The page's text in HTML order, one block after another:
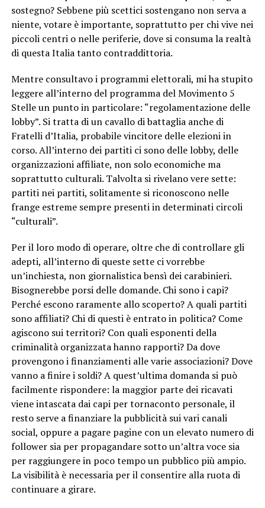
sostegno? Sebbene più scettici sostengano non serva a
niente, votare è importante, soprattutto per chi vive nei
piccoli centri o nelle periferie, dove si consuma la realtà
di questa Italia tanto contraddittoria.
Mentre consultavo i programmi elettorali, mi ha stupito
leggere all’interno del programma del Movimento 5
Stelle un punto in particolare: “regolamentazione delle
lobby”. Si tratta di un cavallo di battaglia anche di
Fratelli d’Italia, probabile vincitore delle elezioni in
corso. All’interno dei partiti ci sono delle lobby, delle
organizzazioni affiliate, non solo economiche ma
soprattutto culturali. Talvolta si rivelano vere sette:
partiti nei partiti, solitamente si riconoscono nelle
frange estreme sempre presenti in determinati circoli
“culturali”.
Per il loro modo di operare, oltre che di controllare gli
adepti, all’interno di queste sette ci vorrebbe
un’inchiesta, non giornalistica bensì dei carabinieri.
Bisognerebbe porsi delle domande. Chi sono i capi?
Perché escono raramente allo scoperto? A quali partiti
sono affiliati? Chi di questi è entrato in politica? Come
agiscono sui territori? Con quali esponenti della
criminalità organizzata hanno rapporti? Da dove
provengono i finanziamenti alle varie associazioni? Dove
vanno a finire i soldi? A quest’ultima domanda si può
facilmente rispondere: la maggior parte dei ricavati
viene intascata dai capi per tornaconto personale, il
resto serve a finanziare la pubblicità sui vari canali
social, oppure a pagare pagine con un elevato numero di
follower sia per propagandare sotto un’altra voce sia
per raggiungere in poco tempo un pubblico più ampio.
La visibilità è necessaria per il consentire alla ruota di
continuare a girare.